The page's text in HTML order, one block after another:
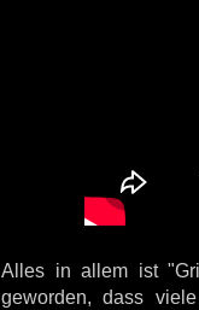
Alles in allem ist
geworden, dass